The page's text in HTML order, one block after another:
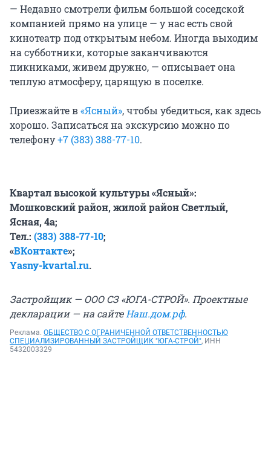
— Недавно смотрели фильм большой соседской
компанией прямо на улице — у нас есть свой
кинотеатр под открытым небом. Иногда выходим
на субботники, которые заканчиваются
пикниками, живем дружно, — описывает она
теплую атмосферу, царящую в поселке.
Приезжайте в«Ясный», чтобы убедиться, как здесь
хорошо. Записаться на экскурсию можно по
телефону+7 (383) 388-77-10.
Квартал высокой культуры «Ясный»:
Мошковский район, жилой район Светлый,
Ясная, 4а;
Тел.: (383) 388-77-10;
«ВКонтакте»;
Yasny-kvartal.ru.
Застройщик — ООО СЗ «ЮГА-СТРОЙ». Проектные
декларации — на сайте Наш.дом.рф.
Реклама. ОБЩЕСТВО С ОГРАНИЧЕННОЙ ОТВЕТСТВЕННОСТЬЮ
СПЕЦИАЛИЗИРОВАННЫЙ ЗАСТРОЙЩИК "ЮГА-СТРОЙ", ИНН
5432003329